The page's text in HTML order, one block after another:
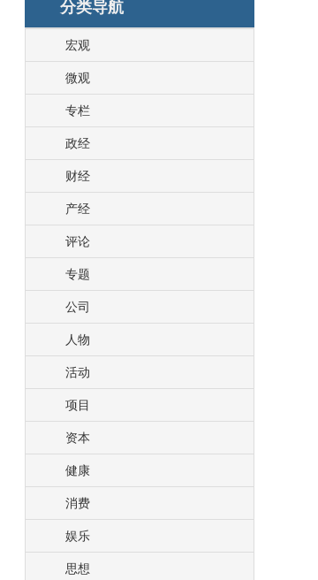
分类导航
宏观
微观
专栏
政经
财经
产经
评论
专题
公司
人物
活动
项目
资本
健康
消费
娱乐
思想